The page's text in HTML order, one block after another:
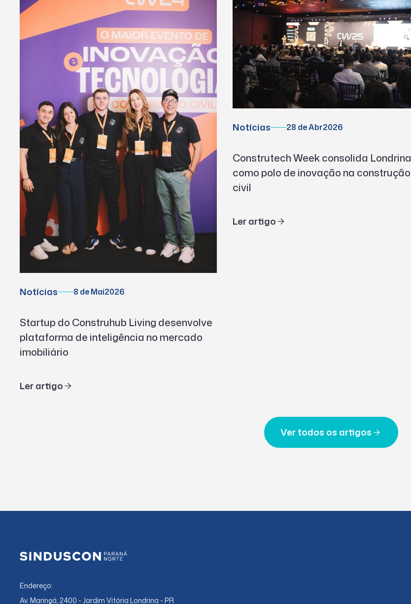
Notícias 8 de Mai2026
Startup do Construhub Living desenvolve
plataforma de inteligência no mercado
imobiliário
Ler artigo
Notícias 28 de Abr2026
Construtech Week consolida Londrina
como polo de inovação na construção
civil
Ler artigo
Ver todos os artigos
Endereço:
Av. Maringá, 2400 - Jardim Vitória Londrina - PR